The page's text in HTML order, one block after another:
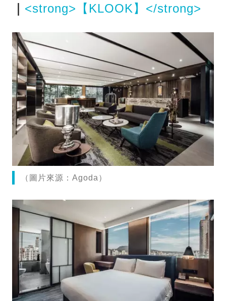
<strong>【KLOOK】</strong>
（圖片來源：Agoda）